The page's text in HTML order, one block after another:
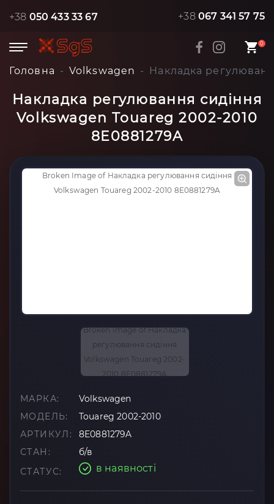
+38 050 433 33 67 +38 067 341 57 75
0
Головна Volkswagen Накладка
Накладка регулювання сидіння
Volkswagen Touareg 2002-2010
8E0881279A
МАРКА:
Volkswagen
МОДЕЛЬ:
Touareg 2002-2010
АРТИКУЛ:
8E0881279A
СТАН:
б/в
СТАТУС:
в наявності